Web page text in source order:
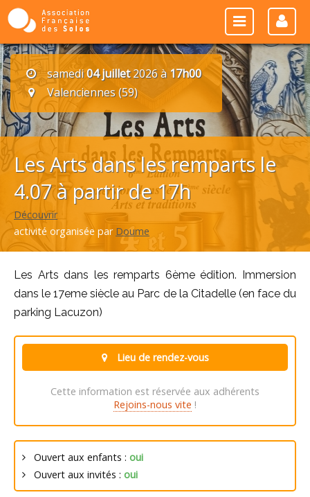
samedi04 juillet2026 à17h00
Valenciennes (59)
Les Arts dans les remparts le
4.07 à partir de 17h
Découvrir
activité organisée par Doume
Les Arts dans les remparts 6ème édition. Immersion
dans le 17eme siècle au Parc de la Citadelle (en face du
parking Lacuzon)
Lieu de rendez-vous
Cette information est réservée aux adhérents
Rejoins-nous vite !
Ouvert aux enfants : oui
Ouvert aux invités : oui